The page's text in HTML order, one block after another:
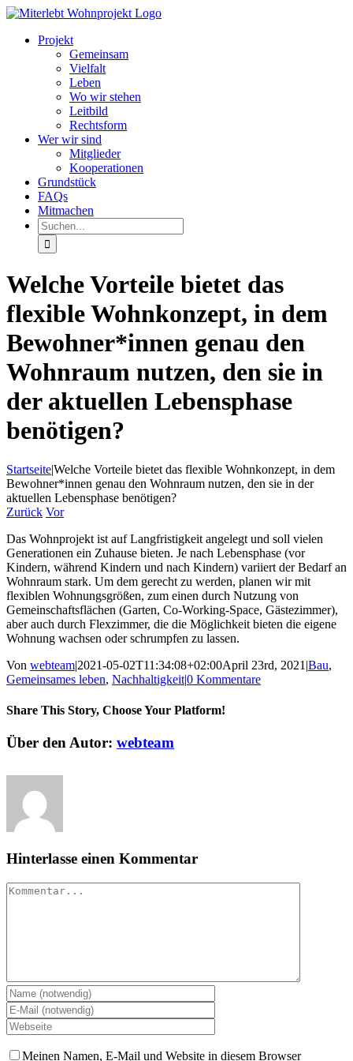
Zum
springenProjekt
Gemeinsam
Vielfalt
Leben
Wo wir stehen
Leitbild
Rechtsform
Wer wir sind
Mitglieder
Kooperationen
Grundstück
FAQs
Mitmachen
Suche
nach:
Welche Vorteile bietet das
flexible Wohnkonzept, in dem
Bewohner*innen genau den
Wohnraum nutzen, den sie in
der aktuellen Lebensphase
benötigen?
Startseite|Welche Vorteile bietet das flexible Wohnkonzept, in dem
Bewohner*innen genau den Wohnraum nutzen, den sie in der
aktuellen Lebensphase benötigen?
Zurück Vor
Das Wohnprojekt ist auf Langfristigkeit angelegt und soll vielen
Generationen ein Zuhause bieten. Je nach Lebensphase (vor
Kindern, während Kindern und nach Kindern) variiert der Bedarf an
Wohnraum stark. Um dem gerecht zu werden, planen wir mit
flexiblen Wohnungsgrößen, zum einen durch Nutzung von
Gemeinschaftsflächen (Garten, Co-Working-Space, Gästezimmer),
aber auch durch Flexzimmer, die die Möglichkeit bieten die eigene
Wohnung wachsen oder schrumpfen zu lassen.
Von webteam|2021-05-02T11:34:08+02:00April 23rd, 2021 |Bau,
Gemeinsames leben, Nachhaltigkeit|0 Kommentare
Share This Story, Choose Your Platform!
Facebook
Twitter
Reddit
LinkedIn
WhatsApp
Tumblr
Pinterest
Vk
Xing
E-
Über den Autor: webteam
Hinterlasse einen Kommentar
Kommentar
Meinen Namen, E-Mail und Website in diesem Browser